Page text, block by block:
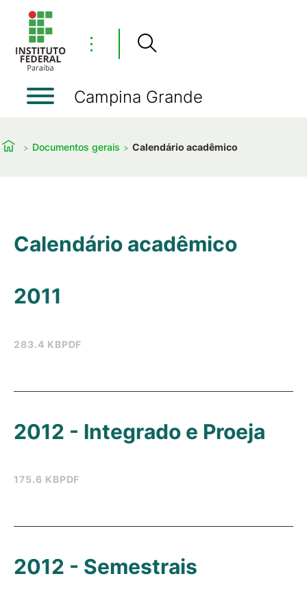
⋮
Campina Grande
Documentos gerais Calendário acadêmico
Calendário acadêmico
283.4 KBPDF
2011
175.6 KBPDF
2012 - Integrado e Proeja
2012 - Semestrais